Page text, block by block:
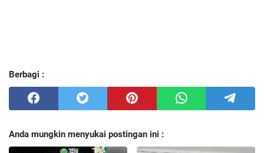
Berbagi :
Anda mungkin menyukai postingan ini :